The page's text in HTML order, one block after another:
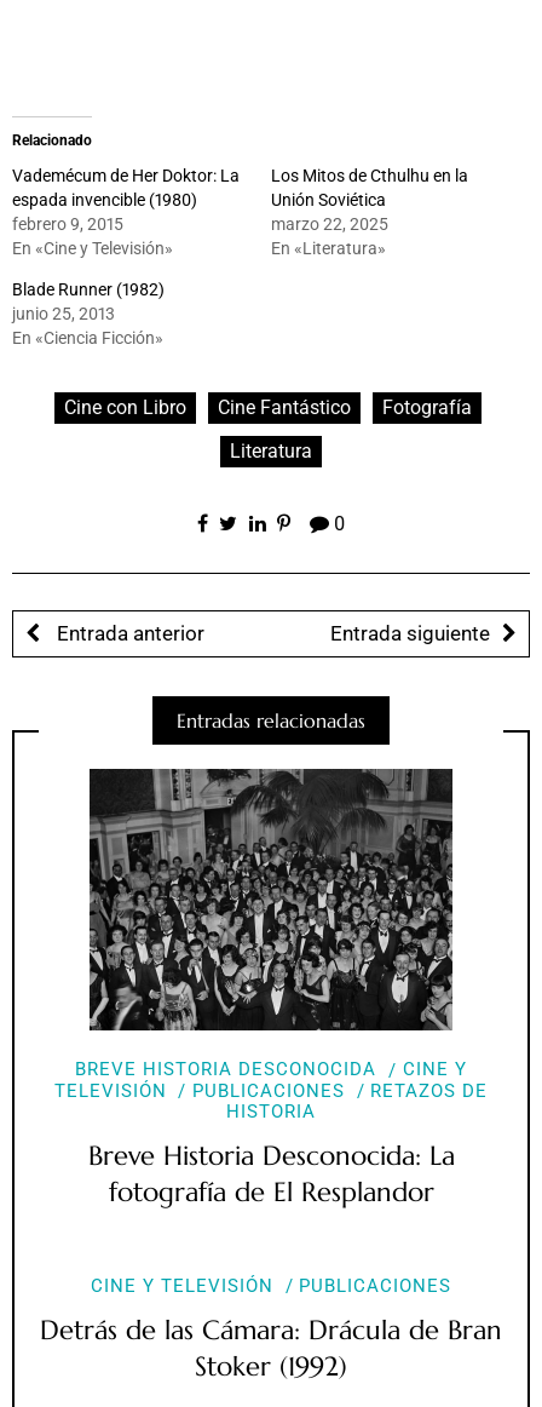
Relacionado
Vademécum de Her Doktor: La
espada invencible (1980)
febrero 9, 2015
En «Cine y Televisión»
Los Mitos de Cthulhu en la
Unión Soviética
marzo 22, 2025
En «Literatura»
Blade Runner (1982)
junio 25, 2013
En «Ciencia Ficción»
Cine con Libro Cine Fantástico
Fotografía
Literatura
0
Entrada anterior Entrada siguiente
Entradas relacionadas
BREVE HISTORIA DESCONOCIDA
CINE Y
TELEVISIÓN
PUBLICACIONES
RETAZOS DE
HISTORIA
Breve Historia Desconocida: La
fotografía de El Resplandor
CINE Y TELEVISIÓN PUBLICACIONES
Detrás de las Cámara: Drácula de Bran
Stoker (1992)